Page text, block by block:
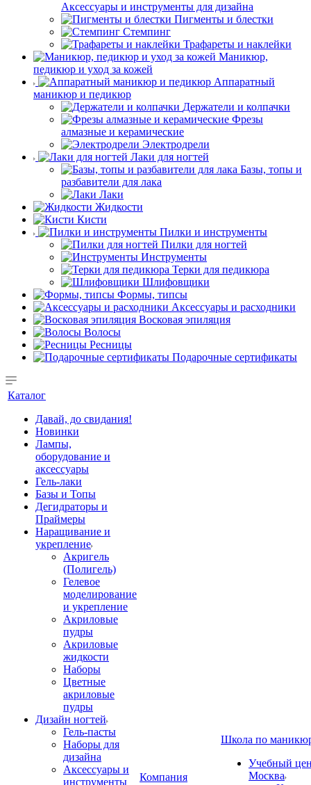
Аксессуары и инструменты для дизайна
Пигменты и блестки
Стемпинг
Трафареты и наклейки
Маникюр,
педикюр и уход за кожей
Аппаратный
маникюр и педикюр
Держатели и колпачки
Фрезы
алмазные и керамические
Электродрели
Лаки для ногтей
Базы, топы и
разбавители для лака
Лаки
Жидкости
Кисти
Пилки и инструменты
Пилки для ногтей
Инструменты
Терки для педикюра
Шлифовщики
Формы, типсы
Аксессуары и расходники
Восковая эпиляция
Волосы
Ресницы
Подарочные сертификаты
Каталог
Давай, до свидания!
Новинки
Лампы,
оборудование и
аксессуары
Гель-лаки
Базы и Топы
Дегидраторы и
Праймеры
Наращивание и
укрепление
Акригель
(Полигель)
Гелевое
моделирование
и укрепление
Акриловые
пудры
Акриловые
жидкости
Наборы
Цветные
акриловые
пудры
Дизайн ногтей
Гель-пасты
Наборы для
дизайна
Аксессуары и
инструменты
Компания
Школа по
Учебный
Москва